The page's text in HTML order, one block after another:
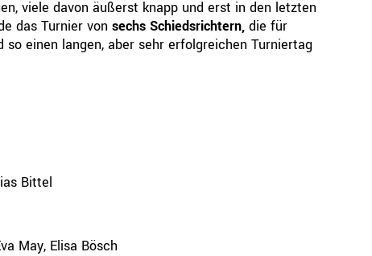
viele davon äußerst knapp und erst in den letzten
das Turnier von sechs Schiedsrichtern, die für
einen langen, aber sehr erfolgreichen Turniertag
Bittel
May, Elisa Bösch